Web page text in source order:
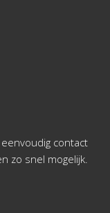
contact
zo snel mogelijk.